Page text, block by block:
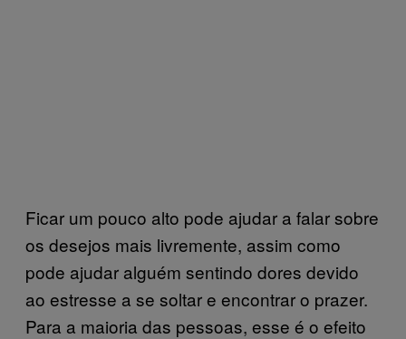
Ficar um pouco alto pode ajudar a falar sobre
os desejos mais livremente, assim como
pode ajudar alguém sentindo dores devido
ao estresse a se soltar e encontrar o prazer.
Para a maioria das pessoas, esse é o efeito